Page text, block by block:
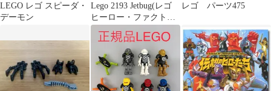
LEGO レゴ スピーダ・
デーモン
Lego 2193 Jetbug(レゴ
ヒーロー・ファクトリ
ー ジェットバグ)
レゴ パーツ475